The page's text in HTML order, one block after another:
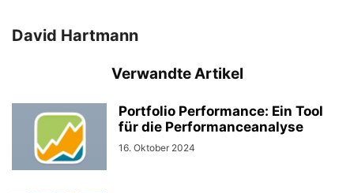
David Hartmann
Verwandte Artikel
Portfolio Performance: Ein Tool
für die Performanceanalyse
16. Oktober 2024